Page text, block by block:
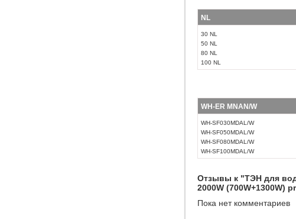
NL
30 NL
50 NL
80 NL
100 NL
WH-ER MNAN/W
WH-SF030MDAL/W
WH-SF050MDAL/W
WH-SF080MDAL/W
WH-SF100MDAL/W
Отзывы к "ТЭН для
2000W (700W+1300W)
Пока нет комментариев